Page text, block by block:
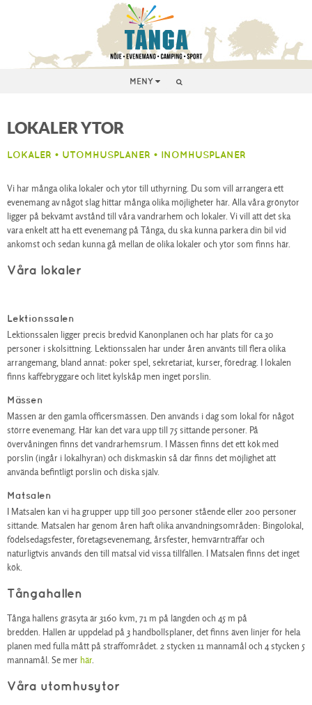
MENY
LOKALER YTOR
LOKALER • UTOMHUSPLANER • INOMHUSPLANER
Vi har många olika lokaler och ytor till uthyrning. Du som vill arrangera ett
evenemang av något slag hittar många olika möjligheter här. Alla våra grönytor
ligger på bekvämt avstånd till våra vandrarhem och lokaler. Vi vill att det ska
vara enkelt att ha ett evenemang på Tånga, du ska kunna parkera din bil vid
ankomst och sedan kunna gå mellan de olika lokaler och ytor som finns här.
Våra lokaler
Lektionssalen
Lektionssalen ligger precis bredvid Kanonplanen och har plats för ca 30
personer i skolsittning. Lektionssalen har under åren använts till flera olika
arrangemang, bland annat: poker spel, sekretariat, kurser, föredrag. I lokalen
finns kaffebryggare och litet kylskåp men inget porslin.
Mässen
Mässen är den gamla officersmässen. Den används i dag som lokal för något
större evenemang. Här kan det vara upp till 75 sittande personer. På
övervåningen finns det vandrarhemsrum. I Mässen finns det ett kök med
porslin (ingår i lokalhyran) och diskmaskin så där finns det möjlighet att
använda befintligt porslin och diska själv.
Matsalen
I Matsalen kan vi ha grupper upp till 300 personer stående eller 200 personer
sittande. Matsalen har genom åren haft olika användningsområden: Bingolokal,
födelsedagsfester, företagsevenemang, årsfester, hemvärnträffar och
naturligtvis används den till matsal vid vissa tillfällen. I Matsalen finns det inget
kök.
Tångahallen
Tånga hallens gräsyta är 3160 kvm, 71 m på längden och 45 m på
bredden. Hallen är uppdelad på 3 handbollsplaner, det finns även linjer för hela
planen med fulla mått på straffområdet. 2 stycken 11 mannamål och 4 stycken 5
mannamål. Se mer här.
Våra utomhusytor